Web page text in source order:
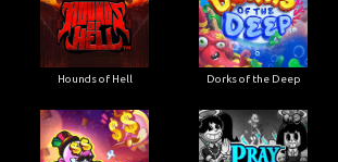
Hounds of Hell Dorks of the Deep